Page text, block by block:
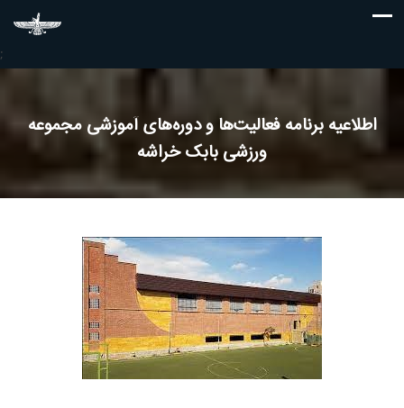
;
اطلاعیه برنامه فعالیت‌ها و دوره‌های آموزشی مجموعه
ورزشی بابک خراشه